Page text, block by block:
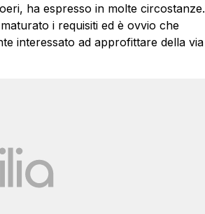
ha espresso in molte circostanze.
i requisiti ed è ovvio che
interessato ad approfittare della via